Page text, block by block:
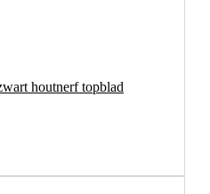
houtnerf topblad